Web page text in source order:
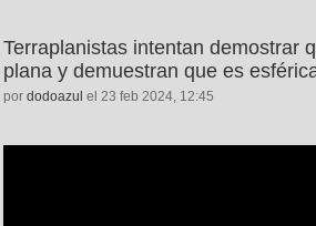
Terraplanistas intentan demostrar
plana y demuestran que es
por dodoazul el 23 feb 2024, 12:45